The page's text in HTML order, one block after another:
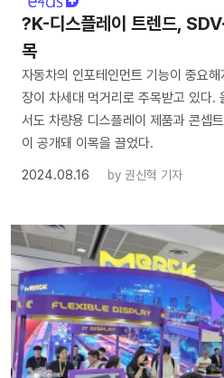
?K-디스플레이 트렌드,
목
자동차의 인포테인먼트 기능이 중요
장이 차세대 먹거리로 주목받고 있다
서도 차량용 디스플레이 제품과 콘셉
이 공개돼 이목을 끌었다.
2024.08.16
by 권신혁 기자